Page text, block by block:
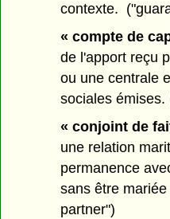
contexte.
« compte de
de l'apport reçu
ou une centrale
sociales émises.
« conjoint de
une relation
permanence
sans être
partner")